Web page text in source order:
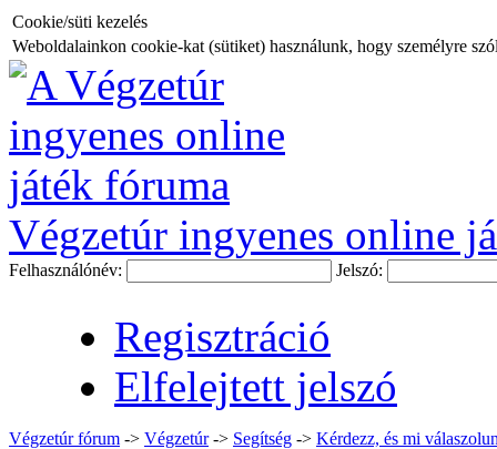
Cookie/süti kezelés
Weboldalainkon cookie-kat (sütiket) használunk, hogy személyre
Végzetúr ingyenes online
Felhasználónév: Jelszó:
Regisztráció
Elfelejtett jelszó
Végzetúr fórum -> Végzetúr-> Segítség -> Kérdezz, és mi